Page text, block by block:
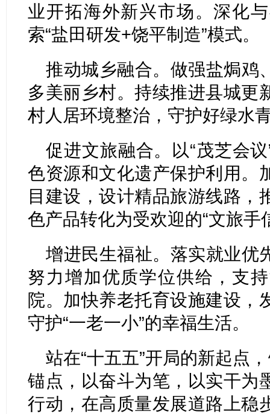
业开拓海外新兴市场。深化
索“盐田研发+饶平制造”模式。
推动城乡融合。做强盐焗鸡
多美丽乡村。持续推进县城更
村人居环境整治，守护好绿水
促进文旅融合。以“茂芝会
色资源和文化遗产保护利用。
目建设，设计精品旅游线路，
色产品转化为受欢迎的“文旅手
增进民生福祉。落实就业优
努力增加优质学位供给，支
院。加快养老托育设施建设，
守护“一老一小”的幸福生活。
站在“十五五”开局的新起点
锚点，以奋斗为笔，以实干为
行动，在高质量发展道路上稳